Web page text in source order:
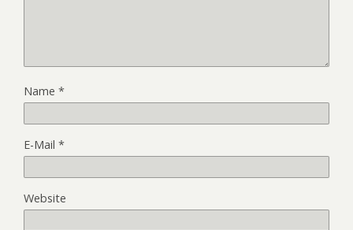
Name *
E-Mail *
Website